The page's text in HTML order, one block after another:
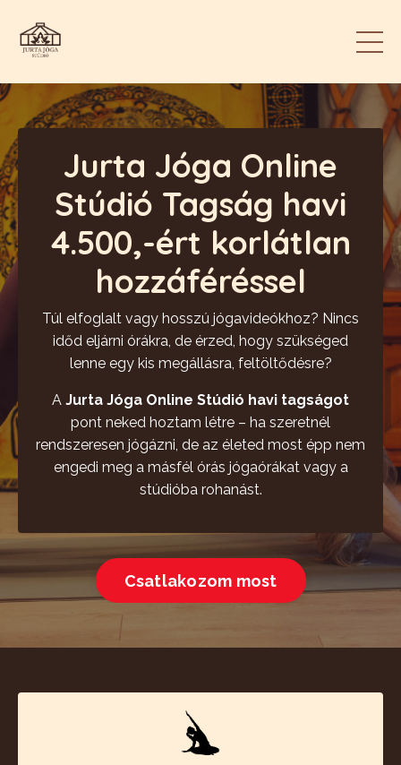
Jurta Jóga Online
Stúdió Tagság havi
4.500,-ért korlátlan
hozzáféréssel
Túl elfoglalt vagy hosszú jógavideókhoz? Nincs
időd eljárni órákra, de érzed, hogy szükséged
lenne egy kis megállásra, feltöltődésre?
A Jurta Jóga Online Stúdió havi tagságot
pont neked hoztam létre – ha szeretnél
rendszeresen jógázni, de az életed most épp nem
engedi meg a másfél órás jógaórákat vagy a
stúdióba rohanást.
Csatlakozom most